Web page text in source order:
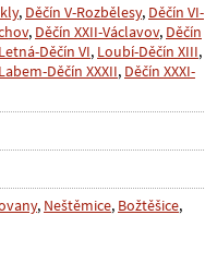
, Děčín V-Rozbělesy, Děčín VI-
, Děčín XXII-Václavov, Děčín
Letná-Děčín VI, Loubí-Děčín XIII,
Děčín XXXII, Děčín XXXI-
, Neštěmice, Božtěšice,